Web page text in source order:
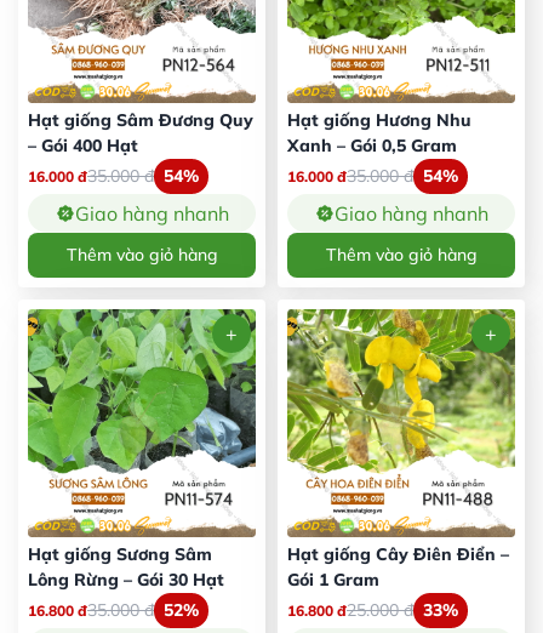
Hạt giống Sâm Đương Quy
– Gói 400 Hạt
16.000 đ35.000đ 54%
Giao hàng nhanh
Thêm vào giỏ hàng
Hạt giống Hương Nhu
Xanh – Gói 0,5 Gram
16.000 đ35.000đ 54%
Giao hàng nhanh
Thêm vào giỏ hàng
Hạt giống Sương Sâm
Lông Rừng – Gói 30 Hạt
16.800 đ35.000đ 52%
Hạt giống Cây Điên Điển –
Gói 1 Gram
16.800 đ25.000đ 33%